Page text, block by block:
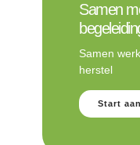
Samen
Samen
herstel
Start